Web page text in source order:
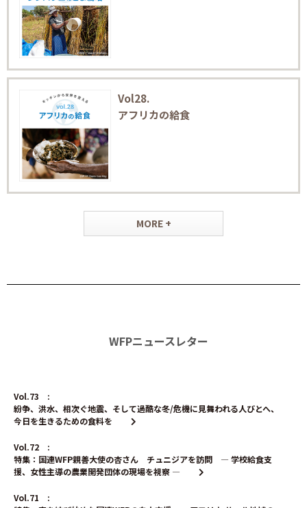
Vol28.
アフリカの給食
MORE +
WFPニュースレター
Vol.73 :
紛争、洪水、相次ぐ地震、そして過酷な冬/危機に見舞われる人びとへ、
今日を生きるための食料を
Vol.72 :
特集：国連WFP親善大使の杏さん チュニジアを訪問 ― 学校給食支
援、女性主導の農業開発団体の現場を視察 ―
Vol.71 :